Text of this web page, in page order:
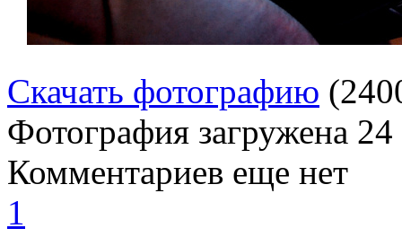
Скачать фотографию
Фотография загружена 24
Комментариев еще нет
1